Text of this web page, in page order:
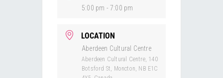
5:00 pm - 7:00 pm
LOCATION
Aberdeen Cultural Centre
Aberdeen Cultural Centre, 140
Botsford St, Moncton, NB E1C